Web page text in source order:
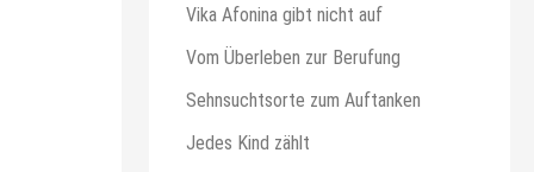
Vika Afonina gibt nicht auf
Vom Überleben zur Berufung
Sehnsuchtsorte zum Auftanken
Jedes Kind zählt